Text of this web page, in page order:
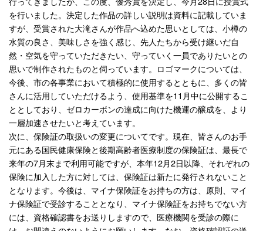
を行いました。決定した作品の詳しい説明は資料に記載していま
すが、受賞された大滝さんが作品へ込めた思いとしては、小樽の
水質の良さ、美味しさを強く感じ、先人たちから受け継いだ自
然・空気を守っていただきたい、守っていく一員でありたいとの
思いで制作されたものと伺っています。ロゴマークについては、
今後、市の各事業において積極的に使用するとともに、多くの皆
さんに活用していただけるよう、使用基準を11月中に公開するこ
ととしており、ゼロカーボンの達成に向けた機運の醸成を、より
一層加速させたいと考えています。
次に、保険証の取扱いの変更についてです。現在、皆さんのお手
元にある国民健康保険と後期高齢者医療制度の保険証は、最長で
来年の7月末まで利用可能ですが、本年12月2日以降、それぞれの
保険に加入した方に対しては、保険証は新たに発行されないこと
となります。今後は、マイナ保険証をお持ちの方は、原則、マイ
ナ保険証で受診することとなり、マイナ保険証をお持ちでない方
には、資格確認書をお送りしますので、医療機関を受診の際に